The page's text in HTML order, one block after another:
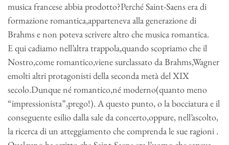
musica francese abbia prodotto?Perché Saint-Saens era di
formazione romantica,apparteneva alla generazione di
Brahms e non poteva scrivere altro che musica romantica.
E qui cadiamo nell’altra trappola,quando scopriamo che il
Nostro,come romantico,viene surclassato da Brahms,Wagner
emolti altri protagonisti della seconda metà del XIX
secolo.Dunque né romantico,né moderno(quanto meno
“impressionista”,prego!). A questo punto, o la bocciatura e il
conseguente esilio dalla sale da concerto,oppure, nell’ascolto,
la ricerca di un atteggiamento che comprenda le sue ragioni .